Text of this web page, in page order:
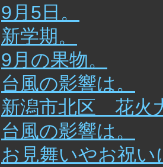
9月5日。
新学期。
9月の果物。
台風の影響は。
新潟市北区 花火
台風の影響は。
お見舞いやお祝い